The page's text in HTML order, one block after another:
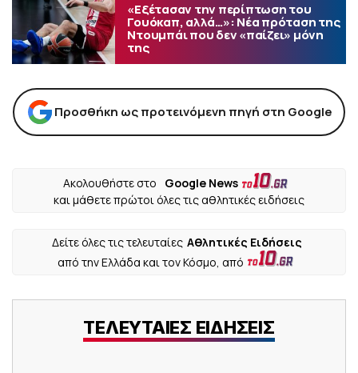
«Εξέτασαν την περίπτωση του
Γουόκαπ, αλλά…»: Νέα πρόταση της
Ντουμπάι που δεν «παίζει» μόνη
της
Προσθήκη ως προτεινόμενη πηγή στη Google
Ακολουθήστε στο
Google News
και μάθετε πρώτοι όλες τις αθλητικές ειδήσεις
Δείτε όλες τις τελευταίες Αθλητικές Ειδήσεις
από την Ελλάδα και τον Κόσμο, από
ΤΕΛΕΥΤΑΙΕΣ ΕΙΔΗΣΕΙΣ